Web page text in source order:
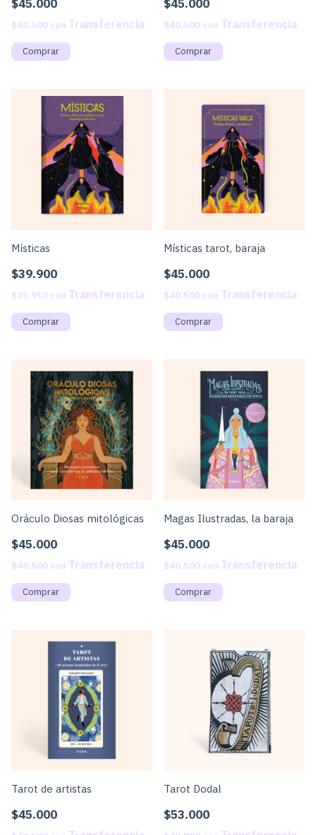
$45.000
$40.500 con
$45.000
$40.500 con
Místicas
$39.900
$35.910 con
Místicas tarot, baraja
$45.000
$40.500 con
Oráculo Diosas mitológicas
$45.000
$40.500 con
Magas Ilustradas, la baraja
$45.000
$40.500 con
Tarot de artistas
$45.000
Tarot Dodal
$53.000